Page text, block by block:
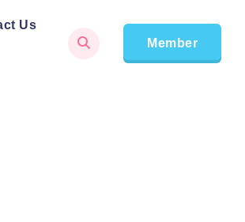
Us
Member